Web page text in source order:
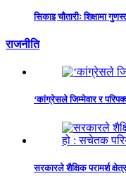
सिकाइ चौतारीः शिक्षामा
राजनीति
‘कांग्रेसले जिम्मेवार र परिपक्व
सरकारले शैक्षिक परामर्श